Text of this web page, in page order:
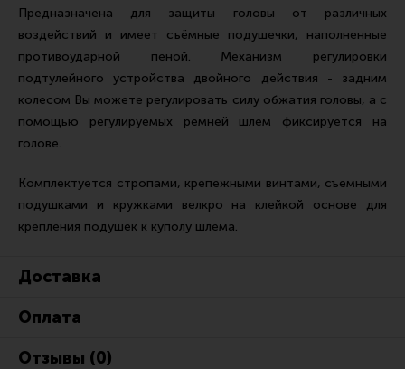
Ремни для IPSC
Холощение и тренировки
Другие аксессуары IPSC
Экипировка
Стрелковые очки
Стрелковые наушники
Перчатки
Разгрузочные системы и защита
Предназначена для защиты головы от различных
воздействий и имеет съёмные подушечки, наполненные
противоударной пеной. Механизм регулировки
подтулейного устройства двойного действия - задним
колесом Вы можете регулировать силу обжатия головы, а с
помощью регулируемых ремней шлем фиксируется на
голове.
Комплектуется стропами, крепежными винтами, съемными
подушками и кружками велкро на клейкой основе для
крепления подушек к куполу шлема.
Доставка
Оплата
Отзывы (0)